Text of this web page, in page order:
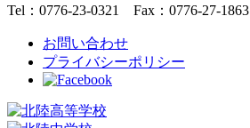
Tel：0776-23-0321 Fax：0776-27-1863
お問い合わせ
プライバシーポリシー